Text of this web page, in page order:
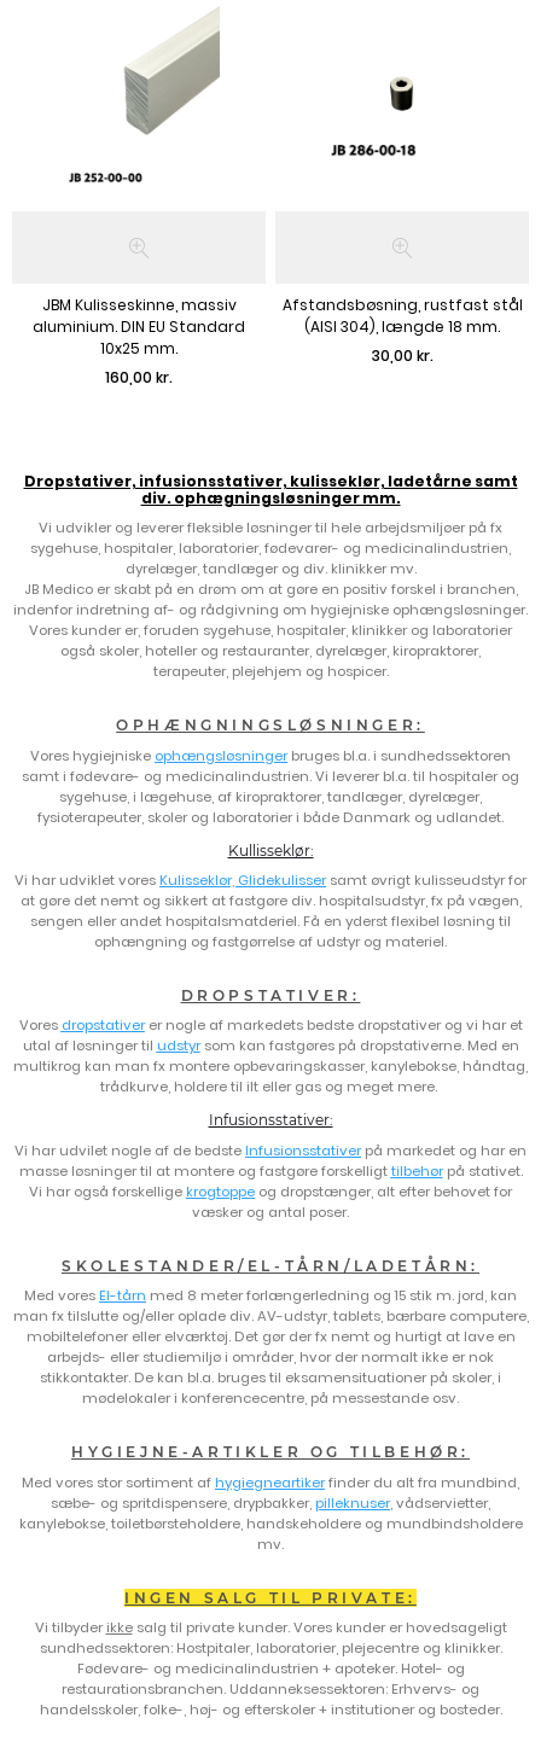
JBM Kulisseskinne, massiv
aluminium. DIN EU Standard
10x25 mm.
Pris
160,00 kr.
Afstandsbøsning, rustfast stål
(AISI 304), længde 18 mm.
Pris
30,00 kr.
Dropstativer, infusionsstativer, kulisseklør, ladetårne samt
div. ophægningsløsninger mm.
Vi udvikler og leverer fleksible løsninger til hele arbejdsmiljøer på fx
sygehuse, hospitaler, laboratorier, fødevarer- og medicinalindustrien,
dyrelæger, tandlæger og div. klinikker mv.
JB Medico er skabt på en drøm om at gøre en positiv forskel i branchen,
indenfor indretning af- og rådgivning om hygiejniske ophængsløsninger.
Vores kunder er, foruden sygehuse, hospitaler, klinikker og laboratorier
også skoler, hoteller og restauranter, dyrelæger, kiropraktorer,
terapeuter, plejehjem og hospicer.
OPHÆNGNINGSLØSNINGER:
Vores hygiejniske ophængsløsningerbruges bl.a. i sundhedssektoren
samt i fødevare- og medicinalindustrien. Vi leverer bl.a. til hospitaler og
sygehuse, i lægehuse, af kiropraktorer, tandlæger, dyrelæger,
fysioterapeuter, skoler og laboratorier i både Danmark og udlandet.
Kullisseklør:
Vi har udviklet voresKulisseklør, Glidekulissersamt øvrigt kulisseudstyr for
at gøre det nemt og sikkert at fastgøre div. hospitalsudstyr, fx på vægen,
sengen eller andet hospitalsmatderiel. Få en yderst flexibel løsning til
ophængning og fastgørrelse af udstyr og materiel.
DROPSTATIVER:
Vores dropstativerer nogle af markedets bedste dropstativer og vi har et
utal af løsninger til udstyrsom kan fastgøres på dropstativerne. Med en
multikrog kan man fx montere opbevaringskasser, kanylebokse, håndtag,
trådkurve, holdere til ilt eller gas og meget mere.
Infusionsstativer:
Vi har udvilet nogle af de bedsteInfusionsstativerpå markedet og har en
masse løsninger til at montere og fastgøre forskelligttilbehørpå stativet.
Vi har også forskelligekrogtoppe og dropstænger, alt efter behovet for
væsker og antal poser.
SKOLESTANDER/EL-TÅRN/LADETÅRN:
Med voresEl-tårn med 8 meter forlængerledning og 15 stik m. jord, kan
man fx tilslutte og/eller oplade div. AV-udstyr, tablets, bærbare computere,
mobiltelefoner eller elværktøj. Det gør der fx nemt og hurtigt at lave en
arbejds- eller studiemiljø i områder, hvor der normalt ikke er nok
stikkontakter. De kan bl.a. bruges til eksamensituationer på skoler, i
mødelokaler i konferencecentre, på messestande osv.
HYGIEJNE-ARTIKLER OG TILBEHØR:
Med vores stor sortiment afhygiegneartikerfinder du alt fra mundbind,
sæbe- og spritdispensere, drypbakker, pilleknuser, vådservietter,
kanylebokse, toiletbørsteholdere, handskeholdere og mundbindsholdere
mv.
INGEN SALG TIL PRIVATE:
Vi tilbyderikkesalg til private kunder. Vores kunder er hovedsageligt
sundhedssektoren: Hostpitaler, laboratorier, plejecentre og klinikker.
Fødevare- og medicinalindustrien + apoteker. Hotel- og
restaurationsbranchen. Uddanneksessektoren: Erhvervs- og
handelsskoler, folke-, høj- og efterskoler + institutioner og bosteder.